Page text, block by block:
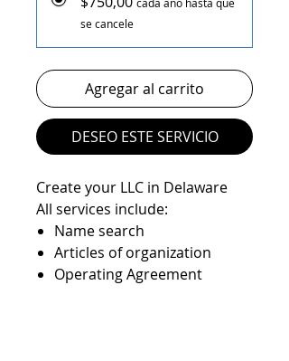
se cancele
Agregar al carrito
DESEO ESTE SERVICIO
Create your LLC in Delaware
All services include:
Name search
Articles of organization
Operating Agreement